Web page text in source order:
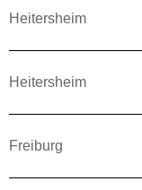
Heitersheim
Heitersheim
Freiburg